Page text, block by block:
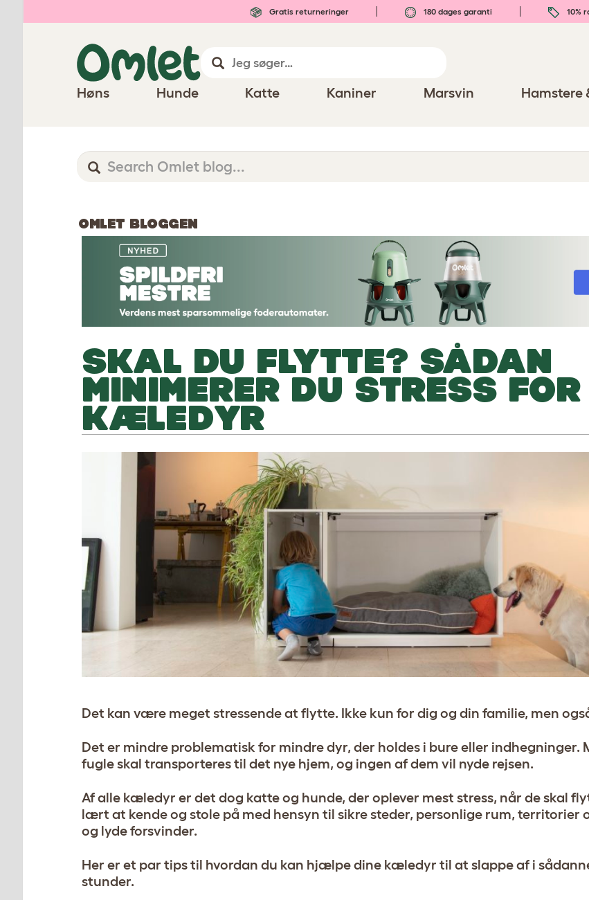
Gratis returneringer 180 dages garanti 10%
Høns Hunde Katte Kaniner Marsvin Hamstere
OMLET BLOGGEN
SKAL DU FLYTTE? SÅDAN
MINIMERER DU STRESS FOR
KÆLEDYR
Det kan være meget stressende at flytte. Ikke kun for dig og din familie, men
Det er mindre problematisk for mindre dyr, der holdes i bure eller indhegninger.
fugle skal transporteres til det nye hjem, og ingen af dem vil nyde rejsen.
Af alle kæledyr er det dog katte og hunde, der oplever mest stress, når de skal
lært at kende og stole på med hensyn til sikre steder, personlige rum, territorier
og lyde forsvinder.
Her er et par tips til hvordan du kan hjælpe dine kæledyr til at slappe af i
stunder.